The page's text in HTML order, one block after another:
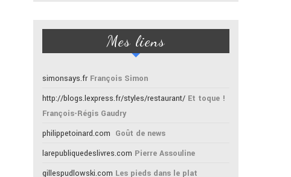
Mes liens
simonsays.fr François Simon
http://blogs.lexpress.fr/styles/restaurant/ Et toque !
François-Régis Gaudry
philippetoinard.com Goût de news
larepubliquedeslivres.com Pierre Assouline
gillespudlowski.com Les pieds dans le plat